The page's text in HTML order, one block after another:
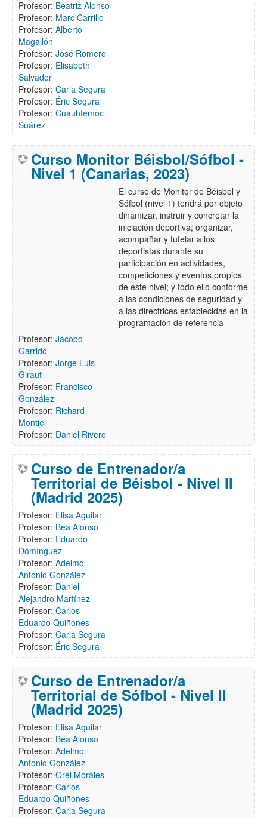
Profesor: Beatriz Alonso
Profesor: Marc Carrillo
Profesor: Alberto
Magallón
Profesor: José Romero
Profesor: Elisabeth
Salvador
Profesor: Carla Segura
Profesor: Éric Segura
Profesor: Cuauhtemoc
Suárez
Curso Monitor Béisbol/Sófbol -
Nivel 1 (Canarias, 2023)
El curso de Monitor de Béisbol y
Sófbol (nivel 1) tendrá por objeto
dinamizar, instruir y concretar la
iniciación deportiva; organizar,
acompañar y tutelar a los
deportistas durante su
participación en actividades,
competiciones y eventos propios
de este nivel; y todo ello conforme
a las condiciones de seguridad y
a las directrices establecidas en la
programación de referencia
Profesor: Jacobo
Garrido
Profesor: Jorge Luis
Giraut
Profesor: Francisco
González
Profesor: Richard
Montiel
Profesor: Daniel Rivero
Curso de Entrenador/a
Territorial de Béisbol - Nivel II
(Madrid 2025)
Profesor: Elisa Aguilar
Profesor: Bea Alonso
Profesor: Eduardo
Domínguez
Profesor: Adelmo
Antonio González
Profesor: Daniel
Alejandro Martínez
Profesor: Carlos
Eduardo Quiñones
Profesor: Carla Segura
Profesor: Éric Segura
Curso de Entrenador/a
Territorial de Sófbol - Nivel II
(Madrid 2025)
Profesor: Elisa Aguilar
Profesor: Bea Alonso
Profesor: Adelmo
Antonio González
Profesor: Orel Morales
Profesor: Carlos
Eduardo Quiñones
Profesor: Carla Segura